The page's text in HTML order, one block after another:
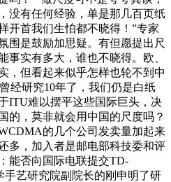
没有任何经验，单是那几百页纸
开首我们生怕都不晓得！”专家
围是鼓励加思疑。有但愿提出尺
事实有多大，谁也不晓得。欧、
，但看起来似乎怎样也轮不到中
经研究10年了，我们仍是白纸
ITU难以摆平这些国际巨头，决
的，莫非就会用中国的尺度吗？
的几个公司发卖量加起来
多，加入者是邮电部科技委和评
能否向国际电联提交TD-
艺研究院副院长的刚申明了研